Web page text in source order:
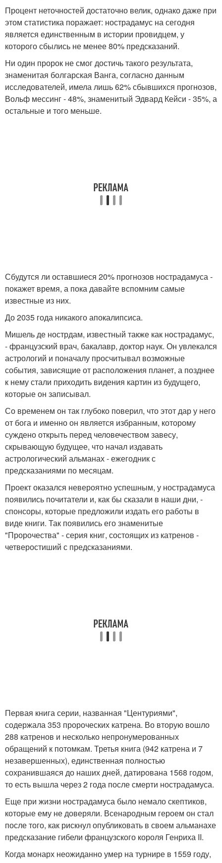
Процент неточностей достаточно велик, однако даже при
этом статистика поражает: нострадамус на сегодня
является единственным в истории провидцем, у
которого сбылись не менее 80% предсказаний.
Ни один пророк не смог достичь такого результата,
знаменитая болгарская Ванга, согласно данным
исследователей, имела лишь 62% сбывшихся прогнозов,
Вольф мессинг - 48%, знаменитый Эдвард Кейси - 35%, а
остальные и того меньше.
Сбудутся ли оставшиеся 20% прогнозов нострадамуса -
покажет время, а пока давайте вспомним самые
известные из них.
До 2035 года никакого апокалипсиса.
Мишель де нострдам, известный также как нострадамус,
- французский врач, бакалавр, доктор наук. Он увлекался
астрологий и поначалу просчитывал возможные
события, зависящие от расположения планет, а позднее
к нему стали приходить видения картин из будущего,
которые он записывал.
Со временем он так глубоко поверил, что этот дар у него
от бога и именно он является избранным, которому
суждено открыть перед человечеством завесу,
скрывающую будущее, что начал издавать
астрологический альманах - ежегодник с
предсказаниями по месяцам.
Проект оказался невероятно успешным, у нострадамуса
появились почитатели и, как бы сказали в наши дни, -
спонсоры, которые предложили издать его работы в
виде книги. Так появились его знаменитые
"Пророчества" - серия книг, состоящих из катренов -
четверостиший с предсказаниями.
Первая книга серии, названная "Центуриями",
содержала 353 пророческих катрена. Во вторую вошло
288 катренов и несколько непронумерованных
обращений к потомкам. Третья книга (942 катрена и 7
незавершенных), единственная полностью
сохранившаяся до наших дней, датирована 1568 годом,
то есть вышла через 2 года после смерти нострадамуса.
Еще при жизни нострадамуса было немало скептиков,
которые ему не доверяли. Всенародным героем он стал
после того, как рискнул опубликовать в своем альманахе
предсказание гибели французского короля Генриха II.
Когда монарх неожиданно умер на турнире в 1559 году,